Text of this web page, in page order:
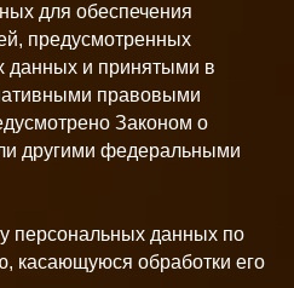
для обеспечения
предусмотренных
данных и принятыми в
правовыми
Законом о
другими федеральными
персональных данных по
касающуюся обработки его